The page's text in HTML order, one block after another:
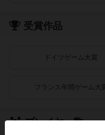
受賞作品
ドイツゲーム大賞
フランス年間ゲーム大賞
プレイヤー数